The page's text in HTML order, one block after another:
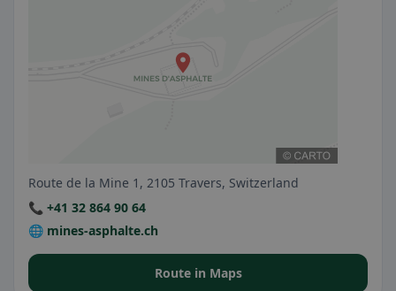
Route de la Mine 1, 2105 Travers, Switzerland
📞 +41 32 864 90 64
🌐 mines-asphalte.ch
Route in Maps